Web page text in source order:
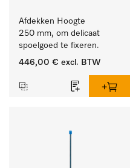
Afdekken Hoogte
250 mm, om delicaat
spoelgoed te fixeren.
446,00 € excl. BTW